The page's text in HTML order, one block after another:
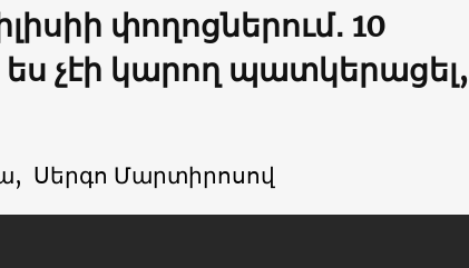
փողոցներում․ 10
չէի կարող պատկերացել,
Սերգո Մարտիրոսով